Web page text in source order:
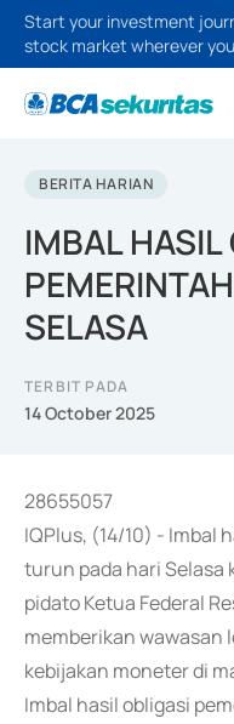
Start your investment
stock market wherever
BERITA HARIAN
IMBAL HASIL
SELASA
TERBIT PADA
14 October 2025
28655057
IQPlus, (14/10) - Imbal
turun pada hari
pidato Ketua Federal
memberikan
kebijakan moneter di
Imbal hasil obligasi